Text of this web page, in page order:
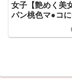
女子【艶めく美
パン桃色マ●コ
トン！】ことな
カフェ店員 平川